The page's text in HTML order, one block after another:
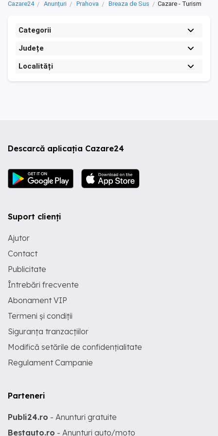
Cazare24 Anunțuri Prahova Breaza de Sus Cazare - Turism
Categorii
Județe
Localități
Descarcă aplicația Cazare24
Suport clienți
Ajutor
Contact
Publicitate
Întrebări frecvente
Abonament VIP
Termeni și condiții
Siguranța tranzacțiilor
Modifică setările de confidențialitate
Regulament Campanie
Parteneri
Publi24.ro - Anunturi gratuite
Bestauto.ro - Anunturi auto/moto